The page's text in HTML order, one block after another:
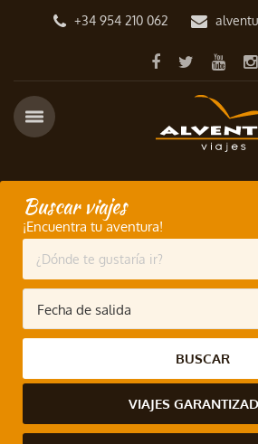
+34 954 210 062
Buscar viajes
¡Encuentra tu aventura!
BUSCAR
VIAJES